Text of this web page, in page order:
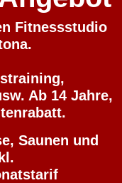
Fitnessstudio
Ab 14 Jahre,
Saunen und